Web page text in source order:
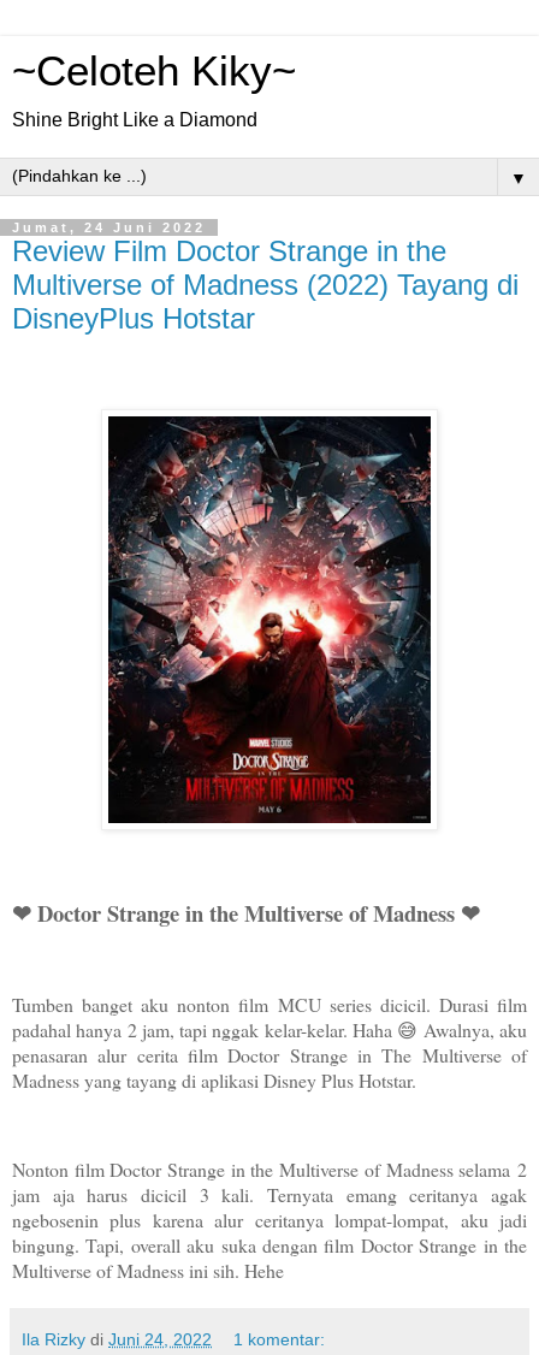
~Celoteh Kiky~
Shine Bright Like a Diamond
▼
Jumat, 24 Juni 2022
Review Film Doctor Strange in the
Multiverse of Madness (2022) Tayang di
DisneyPlus Hotstar
❤ Doctor Strange in the Multiverse of Madness ❤
Tumben banget aku nonton film MCU series dicicil. Durasi film
padahal hanya 2 jam, tapi nggak kelar-kelar. Haha 😅 Awalnya, aku
penasaran alur cerita film Doctor Strange in The Multiverse of
Madness yang tayang di aplikasi Disney Plus Hotstar.
Nonton film Doctor Strange in the Multiverse of Madness selama 2
jam aja harus dicicil 3 kali. Ternyata emang ceritanya agak
ngebosenin plus karena alur ceritanya lompat-lompat, aku jadi
bingung. Tapi, overall aku suka dengan film Doctor Strange in the
Multiverse of Madness ini sih. Hehe
Ila Rizky di Juni 24, 2022 1 komentar: